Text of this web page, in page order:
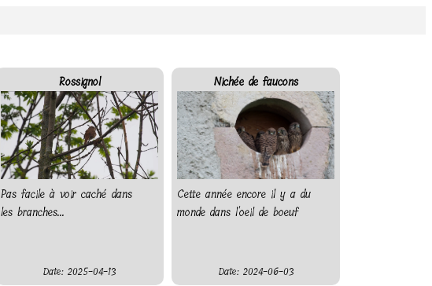
Rossignol
Pas facile à voir caché dans
les branches...
Date: 2025-04-13
Nichée de faucons
Cette année encore il y a du
monde dans l'oeil de boeuf
Date: 2024-06-03